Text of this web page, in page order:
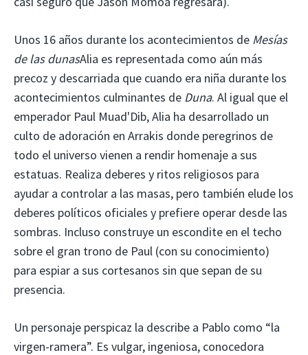
Unos 16 años durante los acontecimientos de Mesías
de las dunasAlia es representada como aún más
precoz y descarriada que cuando era niña durante los
acontecimientos culminantes de Duna. Al igual que el
emperador Paul Muad'Dib, Alia ha desarrollado un
culto de adoración en Arrakis donde peregrinos de
todo el universo vienen a rendir homenaje a sus
estatuas. Realiza deberes y ritos religiosos para
ayudar a controlar a las masas, pero también elude los
deberes políticos oficiales y prefiere operar desde las
sombras. Incluso construye un escondite en el techo
sobre el gran trono de Paul (con su conocimiento)
para espiar a sus cortesanos sin que sepan de su
presencia.
Un personaje perspicaz la describe a Pablo como “la
virgen-ramera”. Es vulgar, ingeniosa, conocedora